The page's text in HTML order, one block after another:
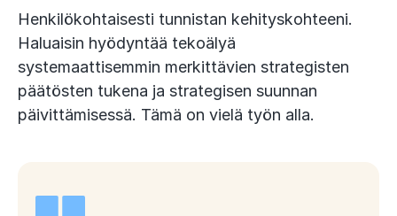
Henkilökohtaisesti tunnistan kehityskohteeni.
Haluaisin hyödyntää tekoälyä
systemaattisemmin merkittävien strategisten
päätösten tukena ja strategisen suunnan
päivittämisessä. Tämä on vielä työn alla.